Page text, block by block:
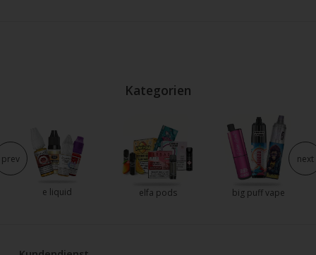
Kategorien
e liquid elfa pods big puff vape
prev next